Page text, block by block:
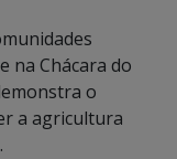
na Chácara do
o
a agricultura